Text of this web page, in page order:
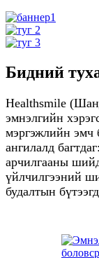
Бидний
Healthsmile
эмнэлгийн
мэргэжлийн эмч
ангилалд
арчилгааны
үйлчилгээний
будалтын